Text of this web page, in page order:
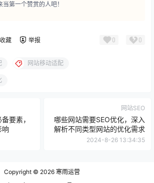
第一个赞赏的人吧！
收藏 举报 0 0
网站移动适配
要素，
响
网站SEO
哪些网站需要SEO优化，深入
解析不同类型网站的优化需求
2024-8-26 13:34:35
Copyright © 2026 寒雨运营